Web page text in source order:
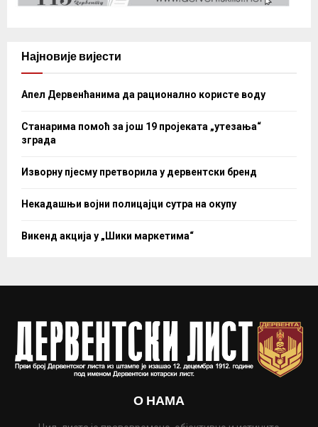
Најновије вијести
Апел Дервенћанима да рационално користе воду
Станарима помоћ за још 19 пројеката „утезања“
зграда
Изворну пјесму претворила у дервентски бренд
Некадашњи војни полицајци сутра на окупу
Викенд акција у „Шики маркетима“
О НАМА